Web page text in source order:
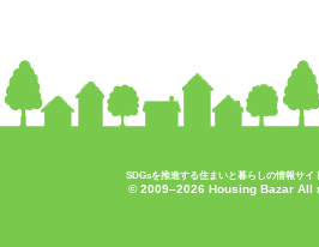
SDGsを推進する住まいと暮らしの情報サイ
© 2009–2026 Housing Bazar All